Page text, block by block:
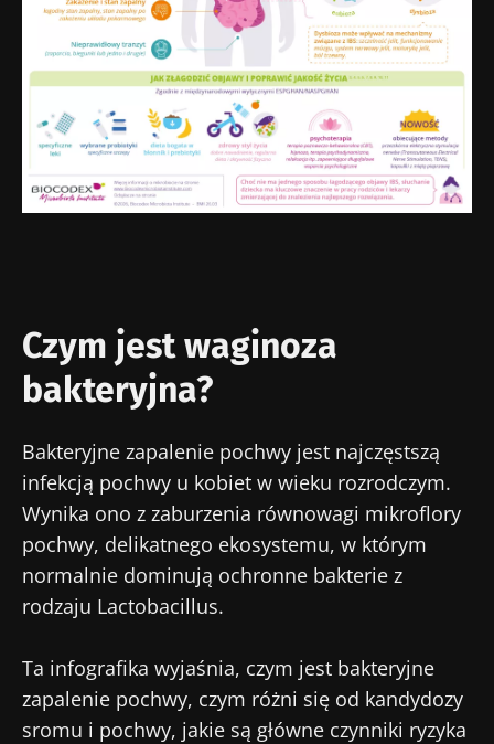
Czym jest waginoza
bakteryjna?
Bakteryjne zapalenie pochwy jest najczęstszą
infekcją pochwy u kobiet w wieku rozrodczym.
Wynika ono z zaburzenia równowagi mikroflory
pochwy, delikatnego ekosystemu, w którym
normalnie dominują ochronne bakterie z
rodzaju Lactobacillus.
Ta infografika wyjaśnia, czym jest bakteryjne
zapalenie pochwy, czym różni się od kandydozy
sromu i pochwy, jakie są główne czynniki ryzyka